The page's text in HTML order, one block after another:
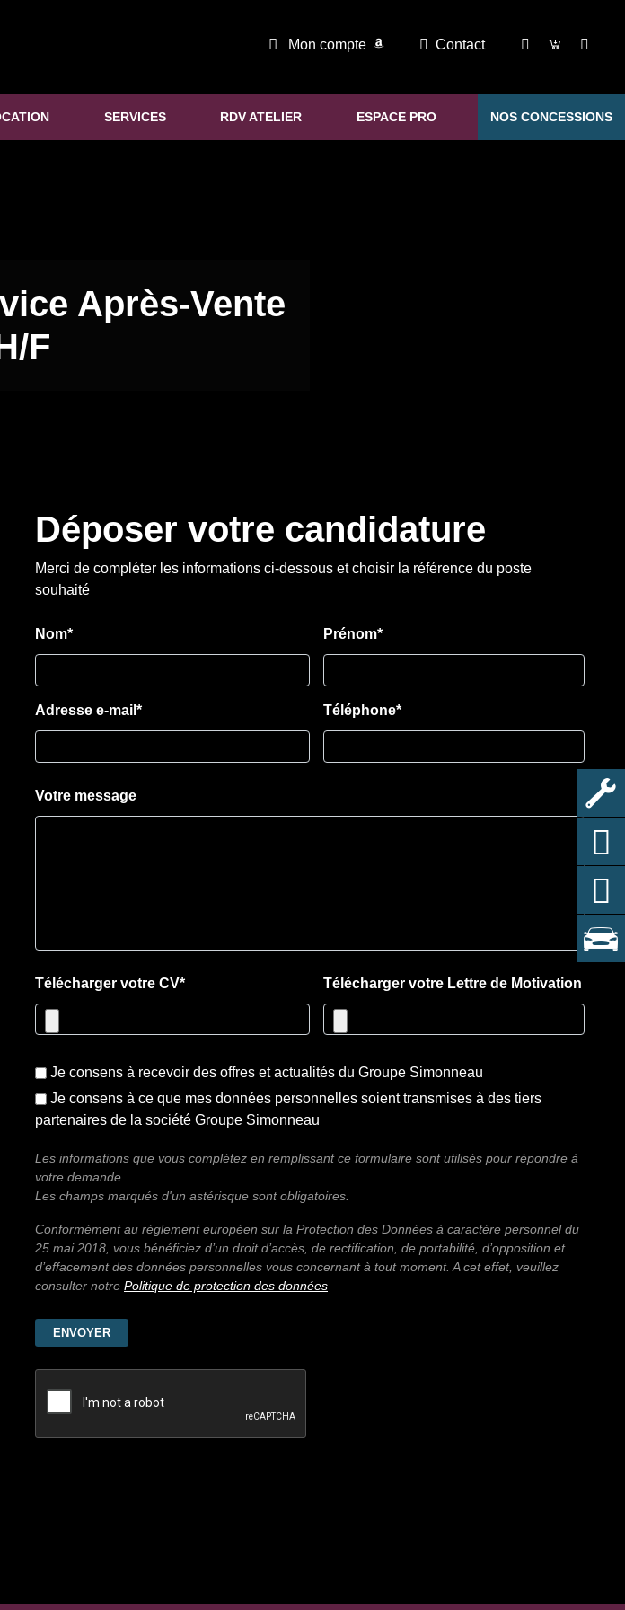
Mon compte Contact
SERVICES RDV ATELIER ESPACE PRO NOS CONCESSIONS
Après-Vente
F
Déposer votre candidature
Merci de compléter les informations ci-dessous et choisir la référence du poste
souhaité
Nom*
Adresse e-mail*
Prénom*
Téléphone*
Votre message
Télécharger votre CV* Télécharger votre Lettre de Motivation
Je consens à recevoir des offres et actualités du Groupe Simonneau
Je consens à ce que mes données personnelles soient transmises à des tiers
partenaires de la société Groupe Simonneau
Les informations que vous complétez en remplissant ce formulaire sont utilisés pour répondre à
votre demande.
Les champs marqués d'un astérisque sont obligatoires.
Conformément au règlement européen sur la Protection des Données à caractère personnel du
25 mai 2018, vous bénéficiez d’un droit d’accès, de rectification, de portabilité, d’opposition et
d’effacement des données personnelles vous concernant à tout moment. A cet effet, veuillez
consulter notre Politique de protection des données